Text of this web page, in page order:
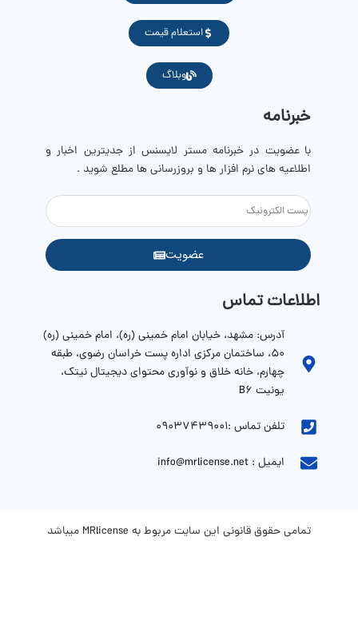
استعلام قیمت
وبلاگ
خبرنامه
با عضویت در خبرنامه مستر لایسنس از جدیترین اخبار و
اطلاعیه های نرم افزار ها و بروزرسانی ها مطلع شوید .
عضویت
اطلاعات تماس
آدرس: مشهد، خیابان امام خمینی (ره)، امام خمینی (ره)
۵۰، ساختمان مرکزی اداره پست خراسان رضوی، طبقه
چهارم، خانه خلاق و نوآوری محتوای دیجیتال نیتک،
یونیت B6
تلفن تماس :09037439001
ایمیل : info@mrlicense.net
تمامی حقوق قانونی این سایت مربوط به MRlicense میباشد